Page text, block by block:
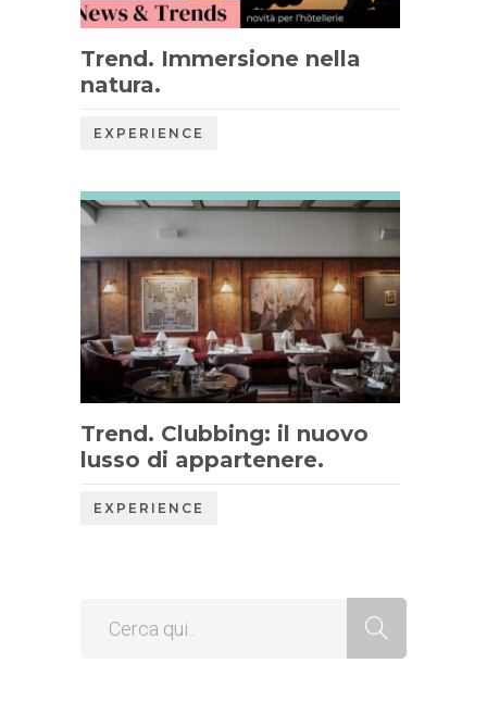
Trend. Immersione nella
natura.
EXPERIENCE
Trend. Clubbing: il nuovo
lusso di appartenere.
EXPERIENCE